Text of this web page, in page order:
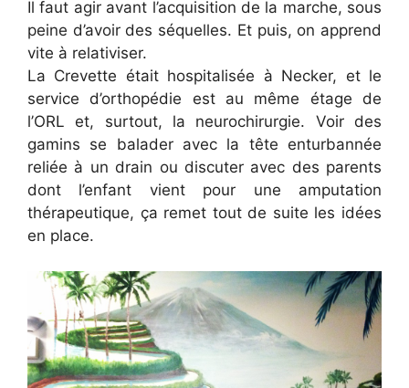
Il faut agir avant l’acquisition de la marche, sous
peine d’avoir des séquelles. Et puis, on apprend
vite à relativiser.
La Crevette était hospitalisée à Necker, et le
service d’orthopédie est au même étage de
l’ORL et, surtout, la neurochirurgie. Voir des
gamins se balader avec la tête enturbannée
reliée à un drain ou discuter avec des parents
dont l’enfant vient pour une amputation
thérapeutique, ça remet tout de suite les idées
en place.